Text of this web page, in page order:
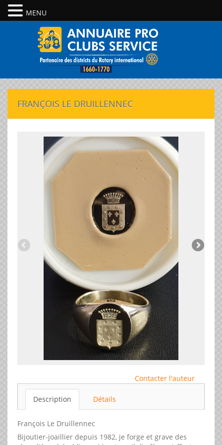
FRANÇOIS LE DRUILLENNEC
Contacter l'auteur
Description Détails
François Le Druillennec
Bijoutier-joaillier depuis 1982, je forge et grave des
MENU